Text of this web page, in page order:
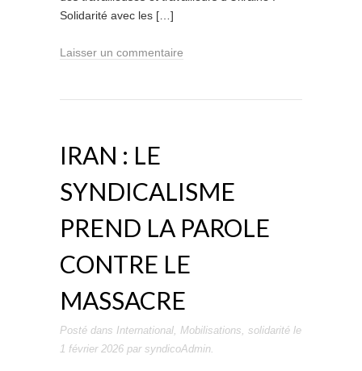
Solidarité avec les […]
Laisser un commentaire
IRAN : LE
SYNDICALISME
PREND LA PAROLE
CONTRE LE
MASSACRE
Posté dans International, Mobilisations, solidarité le
1 février 2026 par syndicoAdmin.